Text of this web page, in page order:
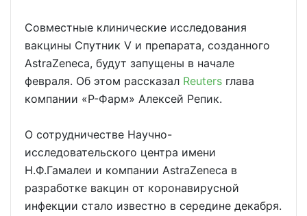
Совместные клинические исследования
вакцины Спутник V и препарата, созданного
AstraZeneca, будут запущены в начале
февраля. Об этом рассказал Reuters глава
компании «Р-Фарм» Алексей Репик.
О сотрудничестве Научно-
исследовательского центра имени
Н.Ф.Гамалеи и компании AstraZeneca в
разработке вакцин от коронавирусной
инфекции стало известно в середине декабря.